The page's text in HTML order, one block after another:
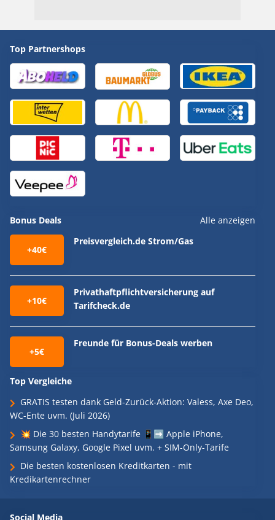
Top Partnershops
Bonus Deals Alle anzeigen
+40€
Preisvergleich.de Strom/Gas
+10€
Privathaftpflichtversicherung auf
Tarifcheck.de
+5€
Freunde für Bonus-Deals werben
Top Vergleiche
GRATIS testen dank Geld-Zurück-Aktion: Valess, Axe Deo,
WC-Ente uvm. (Juli 2026)
💥 Die 30 besten Handytarife 📱➡️ Apple iPhone,
Samsung Galaxy, Google Pixel uvm. + SIM-Only-Tarife
Die besten kostenlosen Kreditkarten - mit
Kredikartenrechner
Social Media